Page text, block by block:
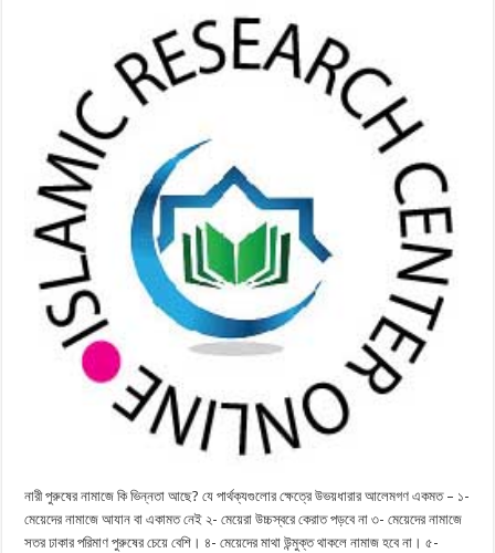
নারী পুরুষের নামাজে কি ভিন্নতা আছে? যে পার্থক্যগুলোর ক্ষেত্রে উভয়ধারার আলেমগণ একমত – ১-
মেয়েদের নামাজে আযান বা একামত নেই ২- মেয়েরা উচ্চস্বরে কেরাত পড়বে না ৩- মেয়েদের নামাজে
সতর ঢাকার পরিমাণ পুরুষের চেয়ে বেশি। ৪- মেয়েদের মাথা উন্মুক্ত থাকলে নামাজ হবে না। ৫-